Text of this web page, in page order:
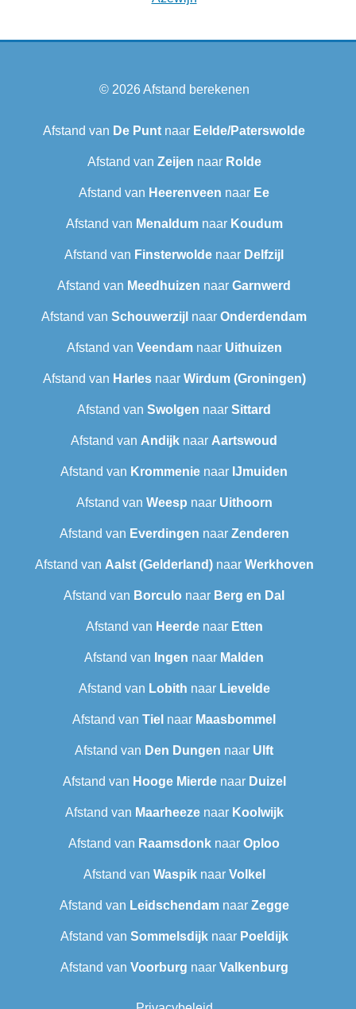
© 2026Afstand berekenen
Afstand van De Punt naar Eelde/Paterswolde
Afstand van Zeijen naar Rolde
Afstand van Heerenveen naar Ee
Afstand van Menaldumnaar Koudum
Afstand van Finsterwolde naar Delfzijl
Afstand van Meedhuizen naar Garnwerd
Afstand van Schouwerzijl naar Onderdendam
Afstand van Veendamnaar Uithuizen
Afstand van Harlesnaar Wirdum (Groningen)
Afstand van Swolgen naar Sittard
Afstand van Andijk naar Aartswoud
Afstand van Krommenie naar IJmuiden
Afstand van Weesp naar Uithoorn
Afstand van Everdingen naar Zenderen
Afstand van Aalst (Gelderland)naar Werkhoven
Afstand van Borculo naar Berg en Dal
Afstand van Heerdenaar Etten
Afstand van Ingen naar Malden
Afstand van Lobith naar Lievelde
Afstand van Tiel naar Maasbommel
Afstand van Den Dungen naar Ulft
Afstand van Hooge Mierdenaar Duizel
Afstand van Maarheezenaar Koolwijk
Afstand van Raamsdonk naar Oploo
Afstand van Waspiknaar Volkel
Afstand van Leidschendamnaar Zegge
Afstand van Sommelsdijknaar Poeldijk
Afstand van Voorburg naar Valkenburg